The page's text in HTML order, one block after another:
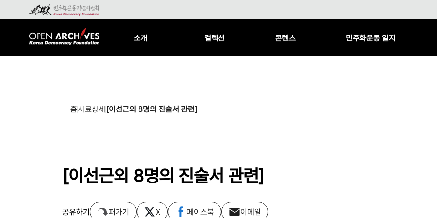
소개 컬렉션 콘텐츠 민주화운동 일지
홈사료상세 [이선근외 8명의 진술서 관련]
[이선근외 8명의 진술서 관련]
공유하기 퍼가기 X 페이스북 이메일